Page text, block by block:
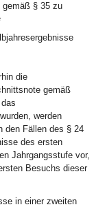
gemäß § 35 zu
die
gemäß
werden
den Fällen des § 24
des ersten
Jahrgangsstufe vor,
Besuchs dieser
in einer zweiten